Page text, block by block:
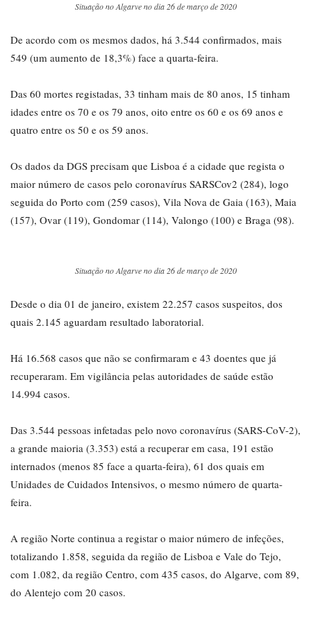
Situação no Algarve no dia 26 de março de 2020
De acordo com os mesmos dados, há 3.544 confirmados, mais
549 (um aumento de 18,3%) face a quarta-feira.
Das 60 mortes registadas, 33 tinham mais de 80 anos, 15 tinham
idades entre os 70 e os 79 anos, oito entre os 60 e os 69 anos e
quatro entre os 50 e os 59 anos.
Os dados da DGS precisam que Lisboa é a cidade que regista o
maior número de casos pelo coronavírus SARSCov2 (284), logo
seguida do Porto com (259 casos), Vila Nova de Gaia (163), Maia
(157), Ovar (119), Gondomar (114), Valongo (100) e Braga (98).
Situação no Algarve no dia 26 de março de 2020
Desde o dia 01 de janeiro, existem 22.257 casos suspeitos, dos
quais 2.145 aguardam resultado laboratorial.
Há 16.568 casos que não se confirmaram e 43 doentes que já
recuperaram. Em vigilância pelas autoridades de saúde estão
14.994 casos.
Das 3.544 pessoas infetadas pelo novo coronavírus (SARS-CoV-2),
a grande maioria (3.353) está a recuperar em casa, 191 estão
internados (menos 85 face a quarta-feira), 61 dos quais em
Unidades de Cuidados Intensivos, o mesmo número de quarta-
feira.
A região Norte continua a registar o maior número de infeções,
totalizando 1.858, seguida da região de Lisboa e Vale do Tejo,
com 1.082, da região Centro, com 435 casos, do Algarve, com 89,
do Alentejo com 20 casos.